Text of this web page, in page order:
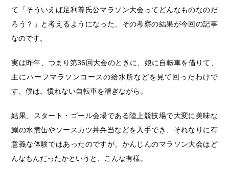
て「そういえば足利尊氏公マラソン大会ってどんなものなのだ
ろう？」と考えるようになった、その考察の結果が今回の記事
なのです。
実は昨年、つまり第36回大会のときに、娘に自転車を借りて、
主にハーフマラソンコースの給水所などを見て回ったわけで
す、僕は。慣れない自転車を漕ぎながら。
結果、スタート・ゴール会場である陸上競技場で大変に美味な
鰯の水煮缶やソースカツ丼弁当などを入手でき、それなりに有
意義な体験ではあったのですが、かんじんのマラソン大会はど
んなもんだったかというと、こんな有様。